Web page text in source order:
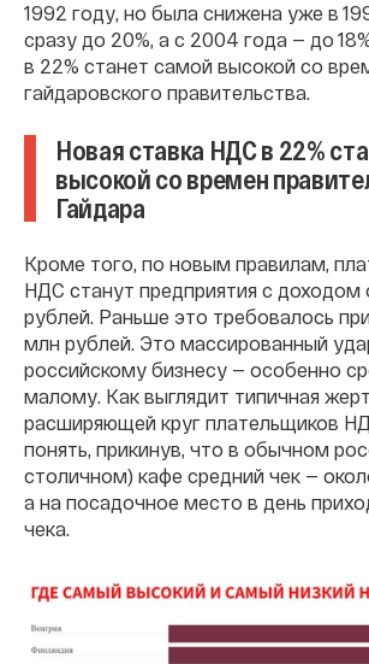
1992 году, но была снижена уже в
сразу до 20%, а с 2004 года — до
в 22% станет самой высокой со
гайдаровского правительства.
Новая ставка НДС в 22%
высокой со времен
Гайдара
Кроме того, по новым правилам,
НДС станут предприятия с доходом
рублей. Раньше это требовалось
млн рублей. Это массированный
российскому бизнесу — особенно
малому. Как выглядит типичная
расширяющей круг плательщиков
понять, прикинув, что в обычном
столичном) кафе средний чек —
а на посадочное место в день
чека.